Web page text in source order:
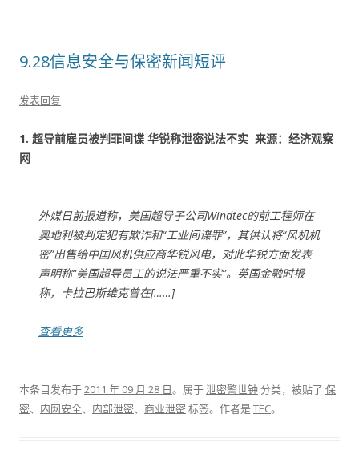
9.28信息安全与保密新闻短评
发表回复
1. 超导前雇员被判罪间谍 华锐称泄密说法不实 来源：经济观察
网
外媒日前报道称，美国超导子公司Windtec的前工程师在
奥地利被判定犯有欺诈和“工业间谍罪”，其供认将“风机机
密”出售给中国风机供应商华锐风电，对此华锐方面发表
声明称“美国超导员工的说法严重不实”。英国金融时报
称，卡拉巴斯维克曾在[……]
查看更多
本条目发布于2011 年 09 月 28 日。属于泄密警世钟 分类，被贴了 保
密、 内网安全、 内部泄密、 商业泄密标签。 作者是TEC。